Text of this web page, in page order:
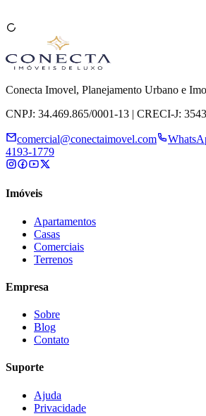
Conecta Imovel, Planejamento Urbano e
CNPJ: 34.469.865/0001-13 | CRECI-J:
comercial@conectaimovel.com
4193-1779
Imóveis
Apartamentos
Casas
Comerciais
Terrenos
Empresa
Sobre
Blog
Contato
Suporte
Ajuda
Privacidade